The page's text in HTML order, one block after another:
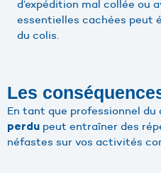
d’expédition mal collée ou
essentielles cachées peut
du colis.
Les
En tant que professionnel du
perdu peut entraîner des
néfastes sur vos activités